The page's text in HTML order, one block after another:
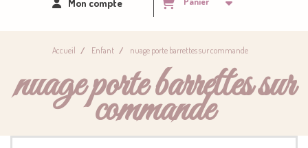
Mon compte
Accueil Enfant nuage porte barrettes sur commande
nuage porte barrettes sur
commande